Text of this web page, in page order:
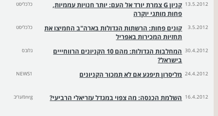
13.5.2012
קניון G צמרת יורד אל העם: יותר חנויות עממיות,
פחות מותגי יוקרה
כלכליסט
3.5.2012
קונים פחות: הרשתות הגדולות בארה"ב החמיצו את
תחזיות המכירות באפריל
כלכליסט
30.4.2012
המחלבות הגדולות: מהם 10 הקניונים הרווחייים
בישראל?
גלובס
24.4.2012 מליסרון תיפגע אם לא תמכור הקניונים NEWS1
16.4.2012 השלמת הכנסה: מה צפוי במגדל עזריאלי הרביעי? nrgמעריב